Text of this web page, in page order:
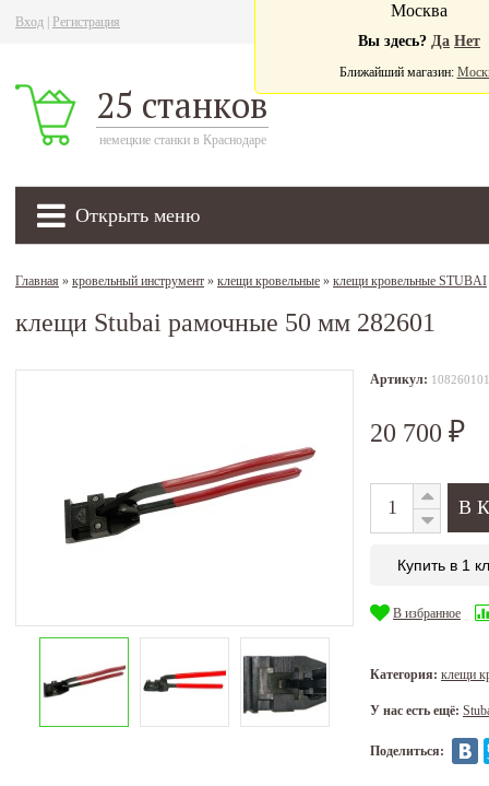
Вход Регистрация
25 станков
немецкие станки в Краснодаре
Открыть меню
Москва
Вы здесь? Да Нет
Ближайший магазин:
Главная » кровельный инструмент » клещи кровельные » клещи кровельные STUBAI
клещи Stubai рамочные 50 мм 282601
Артикул: 108260101
20 700 ₽
Купить в 1
В избранное
Категория: клещи
У нас есть ещё:
Поделиться: